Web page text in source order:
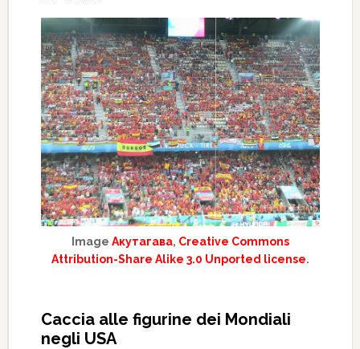
Image Акутагава, Creative Commons
Attribution-Share Alike 3.0 Unported license.
Caccia alle figurine dei Mondiali
negli USA